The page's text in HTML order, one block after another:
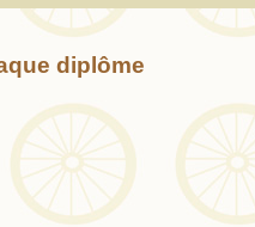
diplôme